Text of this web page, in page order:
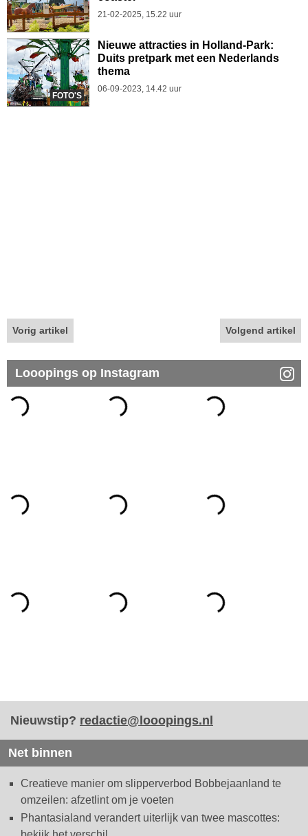
21-02-2025, 15.22 uur
FOTO'S
Nieuwe attracties in Holland-Park:
Duits pretpark met een Nederlands
thema
06-09-2023, 14.42 uur
Vorig artikel Volgend artikel
Looopings op Instagram
Nieuwstip? redactie@looopings.nl
Net binnen
Creatieve manier om slipperverbod Bobbejaanland te
omzeilen: afzetlint om je voeten
Phantasialand verandert uiterlijk van twee mascottes: